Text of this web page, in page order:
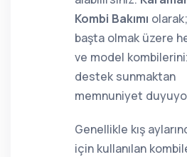
Kombi Bakımı
başta olmak üzere
ve model
destek sunmaktan
memnuniyet
Genellikle kış
için kullanılan